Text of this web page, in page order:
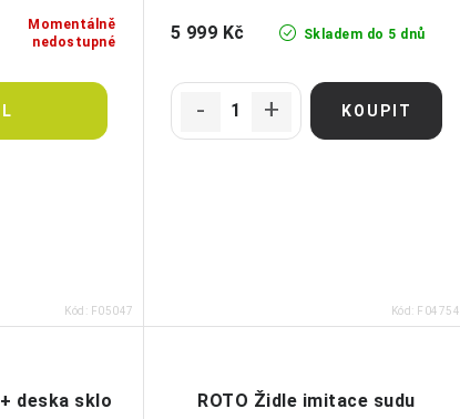
Momentálně
nedostupné
Kód: F05047
Skladem do 5 dnů
5 999 Kč
Kód: F04754
deska sklo ROTO Židle imitace sudu